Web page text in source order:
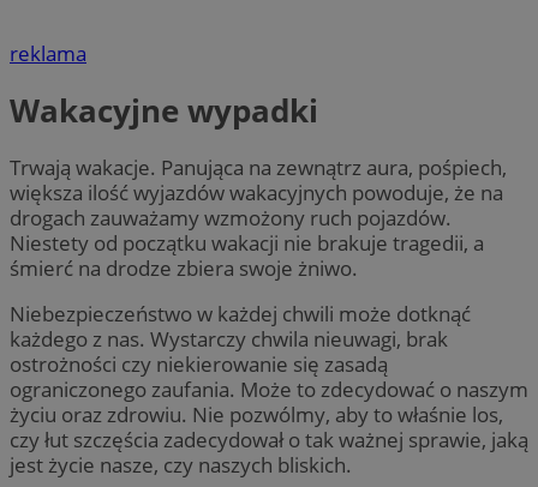
reklama
Wakacyjne wypadki
Trwają wakacje. Panująca na zewnątrz aura, pośpiech,
większa ilość wyjazdów wakacyjnych powoduje, że na
drogach zauważamy wzmożony ruch pojazdów.
Niestety od początku wakacji nie brakuje tragedii, a
śmierć na drodze zbiera swoje żniwo.
Niebezpieczeństwo w każdej chwili może dotknąć
każdego z nas. Wystarczy chwila nieuwagi, brak
ostrożności czy niekierowanie się zasadą
ograniczonego zaufania. Może to zdecydować o naszym
życiu oraz zdrowiu. Nie pozwólmy, aby to właśnie los,
czy łut szczęścia zadecydował o tak ważnej sprawie, jaką
jest życie nasze, czy naszych bliskich.